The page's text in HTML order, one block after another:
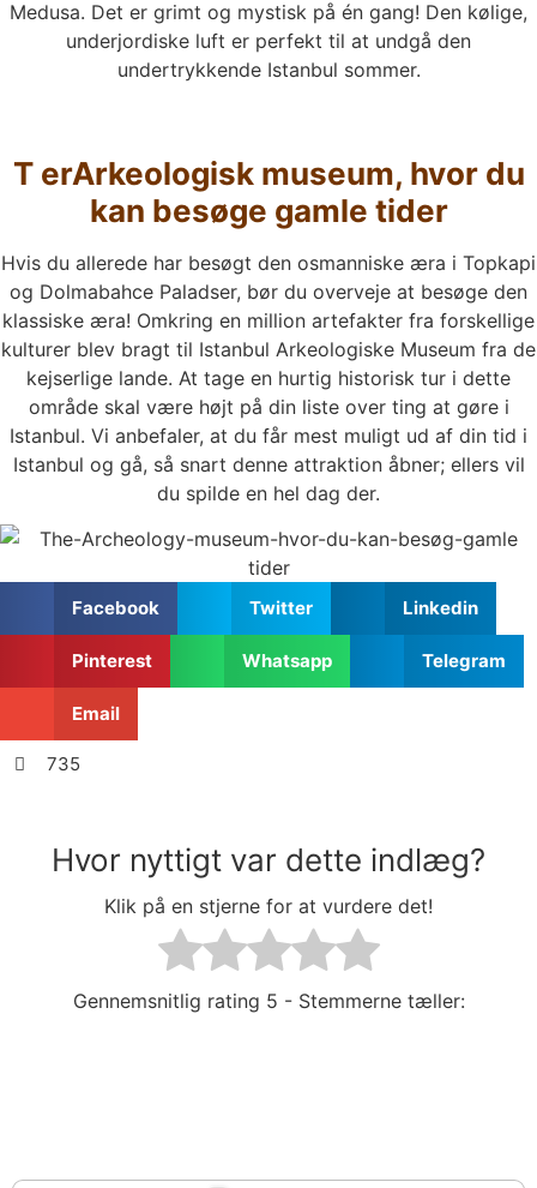
Medusa. Det er grimt og mystisk på én gang! Den kølige,
underjordiske luft er perfekt til at undgå den
undertrykkende Istanbul sommer.
T erArkeologisk museum, hvor du
kan besøge gamle tider
Hvis du allerede har besøgt den osmanniske æra i Topkapi
og Dolmabahce Paladser, bør du overveje at besøge den
klassiske æra! Omkring en million artefakter fra forskellige
kulturer blev bragt til Istanbul Arkeologiske Museum fra de
kejserlige lande. At tage en hurtig historisk tur i dette
område skal være højt på din liste over ting at gøre i
Istanbul. Vi anbefaler, at du får mest muligt ud af din tid i
Istanbul og gå, så snart denne attraktion åbner; ellers vil
du spilde en hel dag der.
Facebook Twitter Linkedin
Pinterest Whatsapp Telegram
Email
735
Hvor nyttigt var dette indlæg?
Klik på en stjerne for at vurdere det!
Gennemsnitlig rating 5 - Stemmerne tæller: